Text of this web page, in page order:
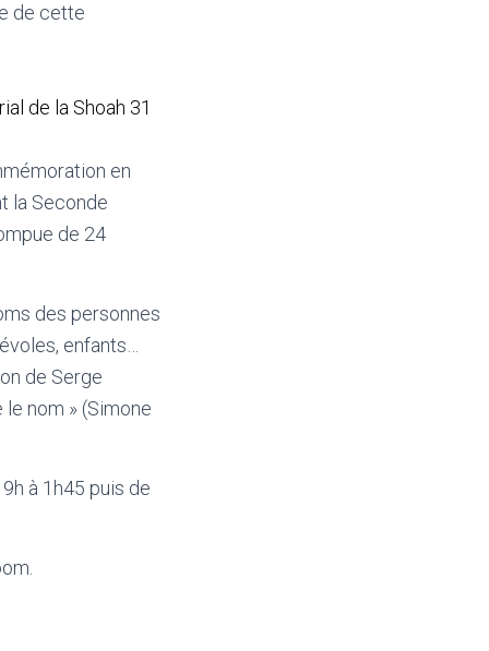
de cette
de la Shoah 31
en
la Seconde
de 24
des personnes
enfants…
de Serge
nom » (Simone
à 1h45 puis de